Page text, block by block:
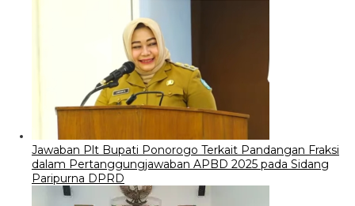
Jawaban Plt Bupati Ponorogo Terkait Pandangan Fraksi
dalam Pertanggungjawaban APBD 2025 pada Sidang
Paripurna DPRD